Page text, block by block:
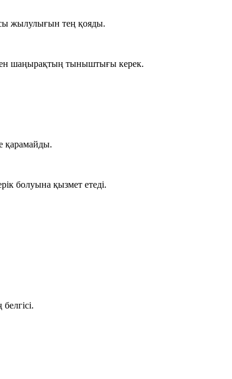
жылулығын тең қояды.
шаңырақтың тыныштығы керек.
қарамайды.
болуына қызмет етеді.